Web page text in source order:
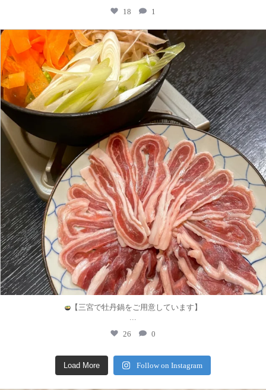
18 1
kutsurogi.sannomiya
4月 2
【三宮で牡丹鍋をご用意しています】
26 0
Load More Follow on Instagram